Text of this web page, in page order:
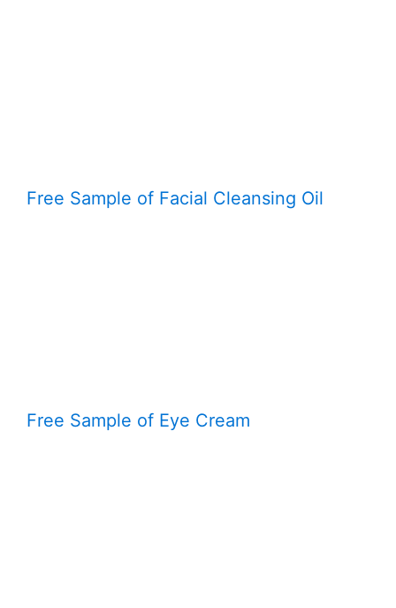
Free Sample of Facial Cleansing Oil
Free Sample of Eye Cream